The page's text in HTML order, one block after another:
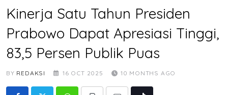
Kinerja Satu Tahun Presiden
Prabowo Dapat Apresiasi Tinggi,
83,5 Persen Publik Puas
BY REDAKSI 16 OCT 2025 10 MONTHS AGO